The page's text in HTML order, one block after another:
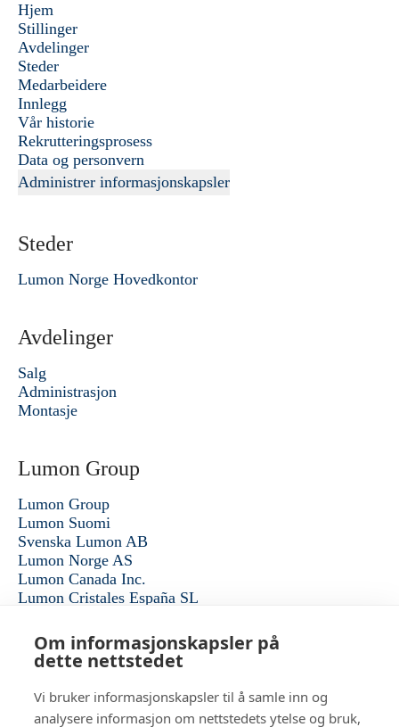
Om informasjonskapsler på
dette nettstedet
Vi bruker informasjonskapsler til å samle inn og
analysere informasjon om nettstedets ytelse og bruk,
Hjem
Stillinger
Avdelinger
Steder
Medarbeidere
Innlegg
Vår historie
Rekrutteringsprosess
Data og personvern
Administrer informasjonskapsler
Steder
Lumon Norge Hovedkontor
Avdelinger
Salg
Administrasjon
Montasje
Lumon Group
Lumon Group
Lumon Suomi
Svenska Lumon AB
Lumon Norge AS
Lumon Canada Inc.
Lumon Cristales España SL